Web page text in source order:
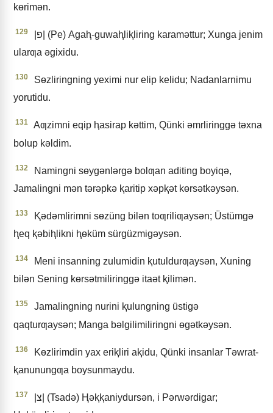
kɵrimǝn.
129
ularƣa ǝgixidu.
130
Sɵzliringning yeximi nur elip kelidu; Nadanlarnimu
yorutidu.
131
Aƣzimni eqip ⱨasirap kǝttim, Qünki ǝmrliringgǝ tǝxna
bolup kǝldim.
132
Namingni sɵygǝnlǝrgǝ bolƣan aditing boyiqǝ,
Jamalingni mǝn tǝrǝpkǝ ⱪaritip xǝpⱪǝt kɵrsǝtkǝysǝn.
133
Ⱪǝdǝmlirimni sɵzüng bilǝn toƣriliƣaysǝn; Üstümgǝ
ⱨeq ⱪǝbiⱨlikni ⱨɵküm sürgüzmigǝysǝn.
134
Meni insanning zulumidin ⱪutuldurƣaysǝn, Xuning
bilǝn Sening kɵrsǝtmiliringgǝ itaǝt ⱪilimǝn.
135
Jamalingning nurini ⱪulungning üstigǝ
qaqturƣaysǝn; Manga bǝlgilimiliringni ɵgǝtkǝysǝn.
136
Kɵzlirimdin yax eriⱪliri aⱪidu, Qünki insanlar Tǝwrat-
ⱪanunungƣa boysunmaydu.
137